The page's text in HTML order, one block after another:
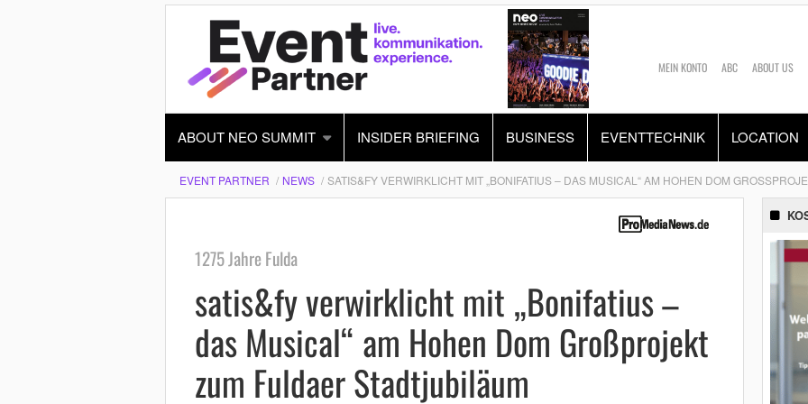
MEIN KONTO ABC ABOUT US
ABOUT NEO SUMMIT INSIDER BRIEFING BUSINESS EVENTTECHNIK LOCATION
EVENT PARTNER NEWS SATIS&FY VERWIRKLICHT MIT „BONIFATIUS – DAS MUSICAL“ AM HOHEN DOM
1275 Jahre Fulda
satis&fy verwirklicht mit „Bonifatius –
das Musical“ am Hohen Dom Großprojekt
zum Fuldaer Stadtjubiläum